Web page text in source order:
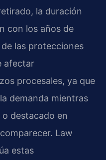
la duración
con los años de
las protecciones
afectar
procesales, ya que
demanda mientras
destacado en
Law
estas